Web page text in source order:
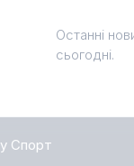
Останні
сьогодні.
у Спорт